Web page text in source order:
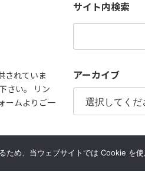
されていま
さい。 リン
ームよりご一
サイト内検索
アーカイブ
Copyright © 双六ねっ
ため、当ウェブサイトでは Cookie を